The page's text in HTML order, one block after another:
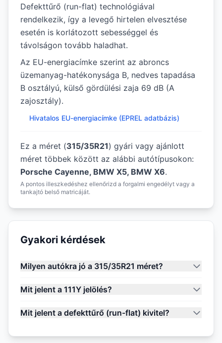
Defekttűrő (run-flat) technológiával
rendelkezik, így a levegő hirtelen elvesztése
esetén is korlátozott sebességgel és
távolságon tovább haladhat.
Az EU-energiacímke szerint az abroncs
üzemanyag-hatékonysága B, nedves tapadása
B osztályú, külső gördülési zaja 69 dB (A
zajosztály).
Hivatalos EU-energiacímke (EPREL adatbázis)
Ez a méret (315/35R21) gyári vagy ajánlott
méret többek között az alábbi autótípusokon:
Porsche Cayenne, BMW X5, BMW X6.
A pontos illeszkedéshez ellenőrizd a forgalmi engedélyt vagy a
tankajtó belső matricáját.
Gyakori kérdések
Milyen autókra jó a 315/35R21 méret?
Mit jelent a 111Y jelölés?
Mit jelent a defekttűrő (run-flat) kivitel?